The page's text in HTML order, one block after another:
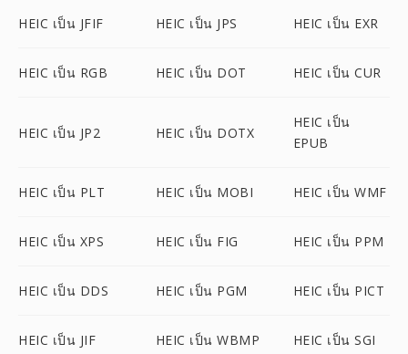
HEIC เป็น JFIF HEIC เป็น JPS HEIC เป็น EXR
HEIC เป็น RGB HEIC เป็น DOT HEIC เป็น CUR
HEIC เป็น JP2 HEIC เป็น DOTX
HEIC เป็น
EPUB
HEIC เป็น PLT HEIC เป็น MOBI HEIC เป็น WMF
HEIC เป็น XPS HEIC เป็น FIG HEIC เป็น PPM
HEIC เป็น DDS HEIC เป็น PGM HEIC เป็น PICT
HEIC เป็น JIF HEIC เป็น WBMP HEIC เป็น SGI